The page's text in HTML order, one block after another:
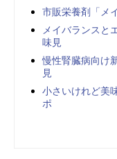
市販栄養剤「メ
メイバランスと
味見
慢性腎臓病向け
見
小さいけれど美
ポ